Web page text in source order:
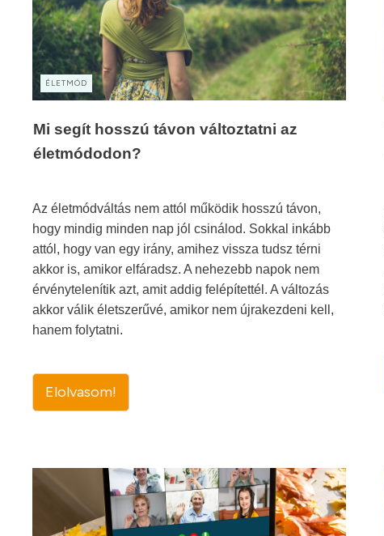
ÉLETMÓD
Mi segít hosszú távon változtatni az
életmódodon?
Az életmódváltás nem attól működik hosszú távon,
hogy mindig minden nap jól csinálod. Sokkal inkább
attól, hogy van egy irány, amihez vissza tudsz térni
akkor is, amikor elfáradsz. A nehezebb napok nem
érvénytelenítik azt, amit addig felépítettél. A változás
akkor válik életszerűvé, amikor nem újrakezdeni kell,
hanem folytatni.
Elolvasom!